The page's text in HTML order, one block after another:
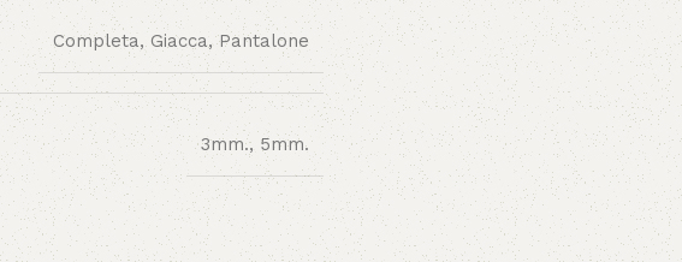
Completa, Giacca, Pantalone
3mm., 5mm.